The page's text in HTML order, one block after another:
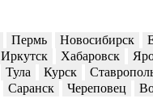
Пермь Новосибирск
Иркутск Хабаровск
Тула Курск
Саранск Череповец